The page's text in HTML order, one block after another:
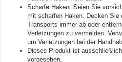
Scharfe Haken: Seien Sie
mit scharfen Haken. Decken Sie
Transports immer ab oder
Verletzungen zu vermeiden.
um Verletzungen bei der
Dieses Produkt ist
vorgesehen.